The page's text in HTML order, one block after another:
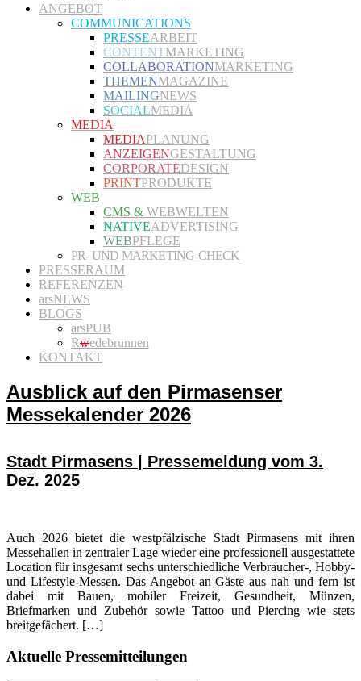
ANGEBOT
COMMUNICATIONS
PRESSEARBEIT
CONTENTMARKETING
COLLABORATIONMARKETING
THEMENMAGAZINE
MAILINGNEWS
SOCIALMEDIA
MEDIA
MEDIAPLANUNG
ANZEIGENGESTALTUNG
CORPORATEDESIGN
PRINTPRODUKTE
WEB
CMS & WEBWELTEN
NATIVEADVERTISING
WEBPFLEGE
PR- UND MARKETING-CHECK
PRESSERAUM
REFERENZEN
arsNEWS
BLOGS
arsPUB
Rwedebrunnen
KONTAKT
Ausblick auf den Pirmasenser
Messekalender 2026
Stadt Pirmasens | Pressemeldung vom 3.
Dez. 2025
Auch 2026 bietet die westpfälzische Stadt Pirmasens mit ihren
Messehallen in zentraler Lage wieder eine professionell ausgestattete
Location für insgesamt sechs unterschiedliche Verbraucher-, Hobby-
und Lifestyle-Messen. Das Angebot an Gäste aus nah und fern ist
dabei mit Bauen, mobiler Freizeit, Gesundheit, Münzen,
Briefmarken und Zubehör sowie Tattoo und Piercing wie stets
breitgefächert. […]
Seitenspalte
Aktuelle Pressemitteilungen